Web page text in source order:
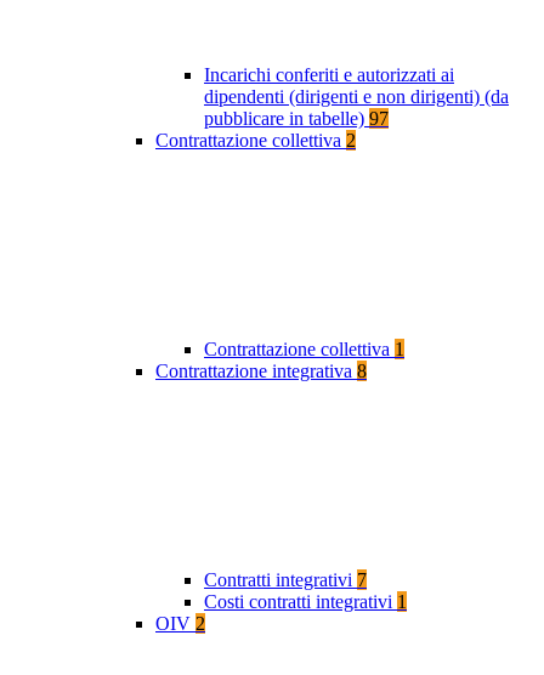
Incarichi conferiti e autorizzati ai
dipendenti (dirigenti e non dirigenti) (da
pubblicare in tabelle) 97
Contrattazione collettiva 2
Contrattazione collettiva 1
Contrattazione integrativa 8
Contratti integrativi 7
Costi contratti integrativi 1
OIV 2